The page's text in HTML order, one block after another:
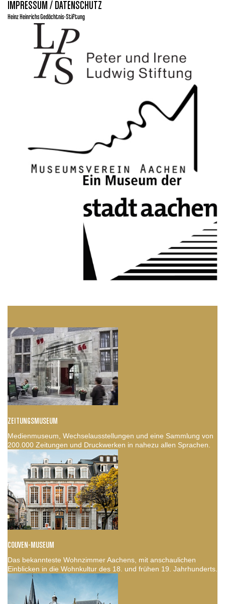
IMPRESSUM / DATENSCHUTZ
Heinz Heinrichs Gedächtnis-Stiftung
ZEITUNGSMUSEUM
Medienmuseum, Wechselausstellungen und eine Sammlung von
200.000 Zeitungen und Druckwerken in nahezu allen Sprachen.
COUVEN-MUSEUM
Das bekannteste Wohnzimmer Aachens, mit anschaulichen
Einblicken in die Wohnkultur des 18. und frühen 19. Jahrhunderts.